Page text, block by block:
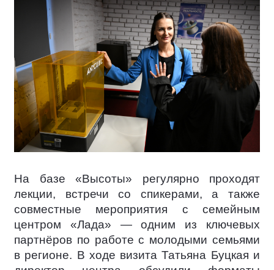
На базе «Высоты» регулярно проходят
лекции, встречи со спикерами, а также
совместные мероприятия с семейным
центром «Лада» — одним из ключевых
партнёров по работе с молодыми семьями
в регионе. В ходе визита Татьяна Буцкая и